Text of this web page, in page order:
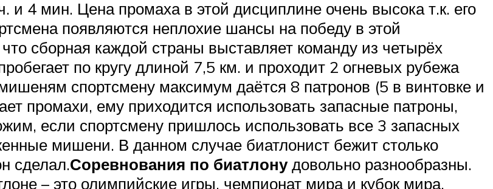
и 4 мин. Цена промаха в этой дисциплине очень высока т.к. его
появляются неплохие шансы на победу в этой
сборная каждой страны выставляет команду из четырёх
по кругу длиной 7,5 км. и проходит 2 огневых рубежа
спортсмену максимум даётся 8 патронов (5 в винтовке и
промахи, ему приходится использовать запасные патроны,
если спортсмену пришлось использовать все 3 запасных
мишени. В данном случае биатлонист бежит столько
сделал.Соревнования по биатлонудовольно разнообразны.
– это олимпийские игры, чемпионат мира и кубок мира.